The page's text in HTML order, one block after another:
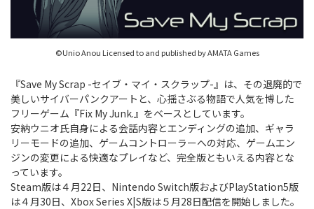
©Unio Anou Licensed to and published by AMATA Games
『Save My Scrap -セイブ・マイ・スクラップ-』は、その退廃的で
美しいサイバーパンクアートと、心揺さぶる物語で人気を博した
フリーゲーム『Fix My Junk.』をベースとしています。
安納ウニオ氏自身による会話内容とエンディングの追加、ギャラ
リーモードの追加、ゲームコントローラーへの対応、ゲームエン
ジンの変更による快適なプレイなど、完全版ともいえる内容とな
っています。
Steam版は４月22日、Nintendo Switch版およびPlayStation5版
は４月30日、Xbox Series X|S版は５月28日配信を開始しました。